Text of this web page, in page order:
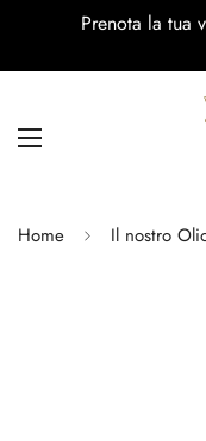
Prenota la tua visita
Home Il nostro